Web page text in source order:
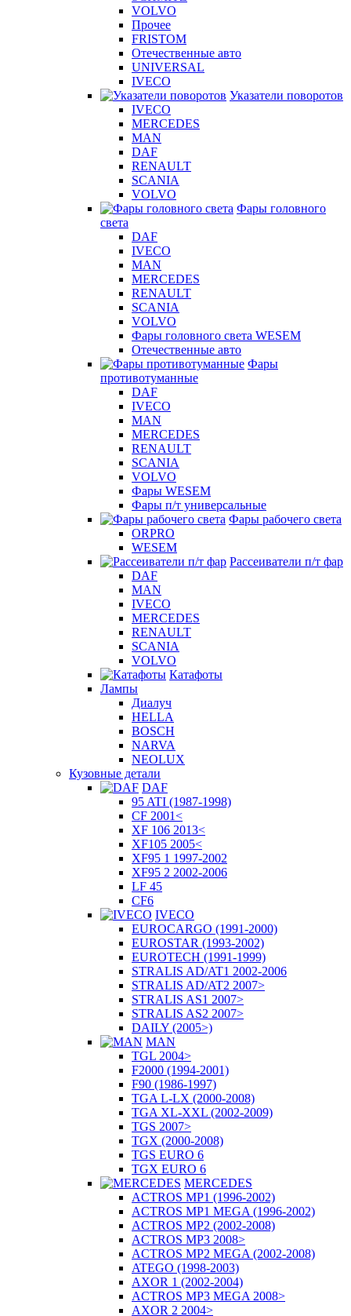
VOLVO
Прочее
FRISTOM
Отечественные авто
UNIVERSAL
IVECO
Указатели поворотов
IVECO
MERCEDES
MAN
DAF
RENAULT
SCANIA
VOLVO
Фары головного
света
DAF
IVECO
MAN
MERCEDES
RENAULT
SCANIA
VOLVO
Фары головного света WESEM
Отечественные авто
Фары
противотуманные
DAF
IVECO
MAN
MERCEDES
RENAULT
SCANIA
VOLVO
Фары WESEM
Фары п/т универсальные
Фары рабочего света
ORPRO
WESEM
Рассеиватели п/т фар
DAF
MAN
IVECO
MERCEDES
RENAULT
SCANIA
VOLVO
Катафоты
Лампы
Диалуч
HELLA
BOSCH
NARVA
NEOLUX
Кузовные детали
DAF
95 ATI (1987-1998)
CF 2001<
XF 106 2013<
XF105 2005<
XF95 1 1997-2002
XF95 2 2002-2006
LF 45
CF6
IVECO
EUROCARGO (1991-2000)
EUROSTAR (1993-2002)
EUROTECH (1991-1999)
STRALIS AD/AT1 2002-2006
STRALIS AD/AT2 2007>
STRALIS AS1 2007>
STRALIS AS2 2007>
DAILY (2005>)
MAN
TGL 2004>
F2000 (1994-2001)
F90 (1986-1997)
TGA L-LX (2000-2008)
TGA XL-XXL (2002-2009)
TGS 2007>
TGX (2000-2008)
TGS EURO 6
TGX EURO 6
MERCEDES
ACTROS MP1 (1996-2002)
ACTROS MP1 MEGA (1996-2002)
ACTROS MP2 (2002-2008)
ACTROS MP3 2008>
ACTROS MP2 MEGA (2002-2008)
ATEGO (1998-2003)
AXOR 1 (2002-2004)
ACTROS MP3 MEGA 2008>
AXOR 2 2004>